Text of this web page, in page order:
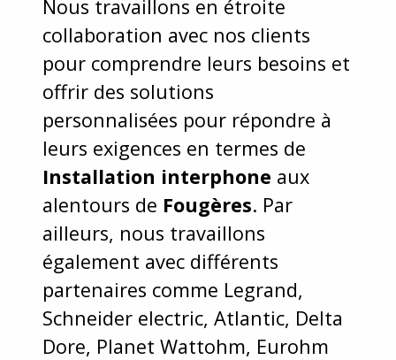
Nous travaillons en étroite
collaboration avec nos clients
pour comprendre leurs besoins et
offrir des solutions
personnalisées pour répondre à
leurs exigences en termes de
Installation interphone aux
alentours de Fougères. Par
ailleurs, nous travaillons
également avec différents
partenaires comme Legrand,
Schneider electric, Atlantic, Delta
Dore, Planet Wattohm, Eurohm